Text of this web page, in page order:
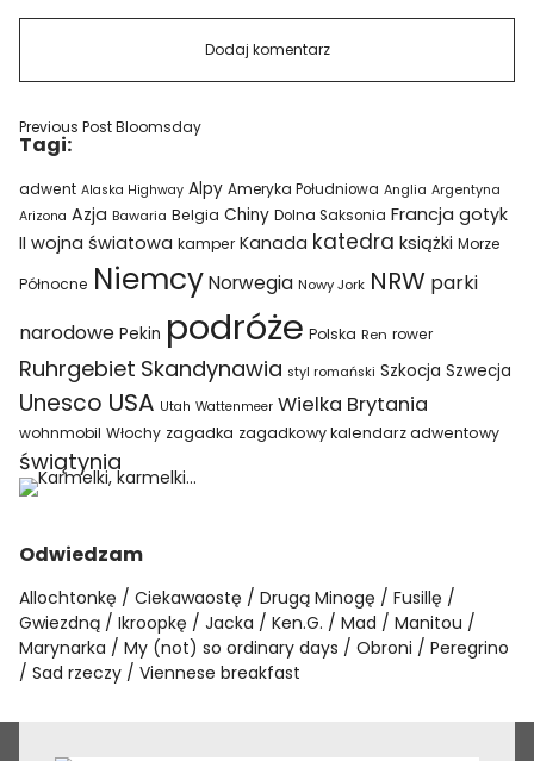
Previous PostBloomsday
Tagi:
adwent Alaska Highway Alpy Ameryka Południowa Anglia Argentyna
Arizona Azja Bawaria Belgia Chiny Dolna Saksonia Francja gotyk
II wojna światowa kamper Kanada katedra książki Morze
Północne Niemcy Norwegia Nowy Jork NRW parki
narodowe Pekin podróże Polska Ren rower
Ruhrgebiet Skandynawia styl romański Szkocja Szwecja
Unesco USA Utah Wattenmeer Wielka Brytania
wohnmobil Włochy zagadka zagadkowy kalendarz adwentowy
świątynia
Odwiedzam
Allochtonkę Ciekawaostę Drugą Minogę
Fusillę
Gwiezdną
Ikroopkę Jacka Ken.G. Mad
Manitou
Marynarka
My (not) so ordinary days Obroni
Peregrino
Sad rzeczy
Viennese breakfast